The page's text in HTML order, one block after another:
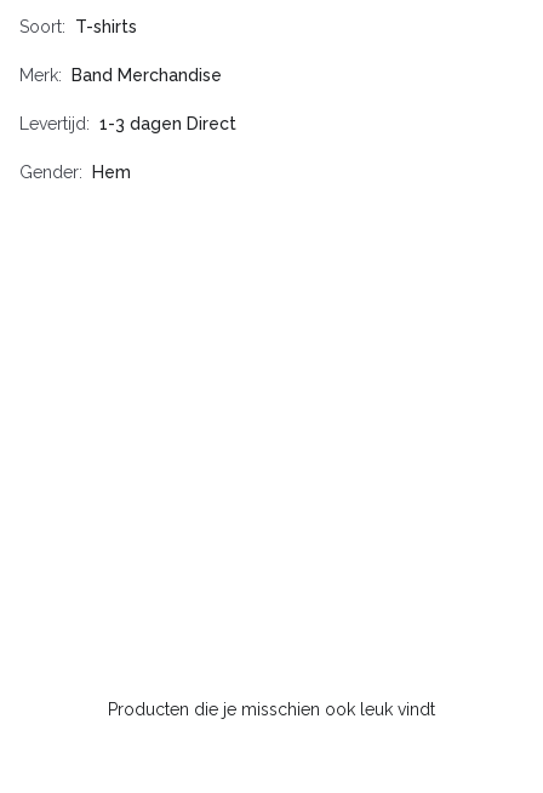
Soort T-shirts
Merk Band Merchandise
Levertijd 1-3 dagen Direct
Gender Hem
Producten die je misschien ook leuk vindt